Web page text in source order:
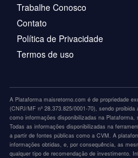
Trabalhe Conosco
Contato
Política de Privacidade
Termos de uso
A Plataforma maisretorno.com é de propriedade
(CNPJ/MF nº 28.373.825/0001-70), sendo
como informações disponibilizadas na
Todas as informações disponibilizadas na
a partir de fontes públicas como a CVM. A
informações obtidas, e, por consequência, as
qualquer tipo de recomendação de investimento.